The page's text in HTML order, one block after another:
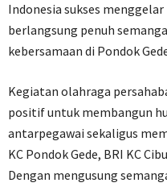
Indonesia sukses
berlangsung penuh
kebersamaan di Pondok
Kegiatan olahraga
positif untuk membangun
antarpegawai sekaligus
KC Pondok Gede, BRI KC
Dengan mengusung